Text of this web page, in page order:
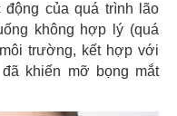
của quá trình lão
không hợp lý (quá
trường, kết hợp với
khiến mỡ bọng mắt